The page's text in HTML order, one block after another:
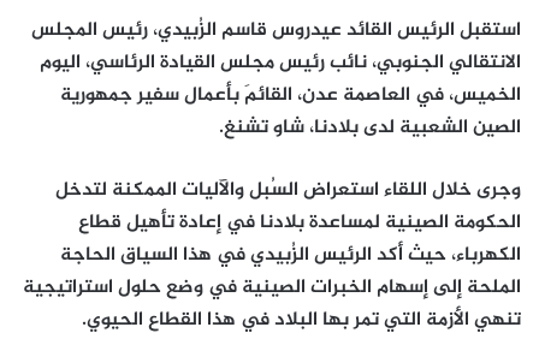
استقبل الرئيس القائد عيدروس قاسم الزُبيدي، رئيس المجلس
الانتقالي الجنوبي، نائب رئيس مجلس القيادة الرئاسي، اليوم
الخميس، في العاصمة عدن، القائمَ بأعمال سفير جمهورية
الصين الشعبية لدى بلادنا، شاو تشنغ.
وجرى خلال اللقاء استعراض السُبل والآليات الممكنة لتدخل
الحكومة الصينية لمساعدة بلادنا في إعادة تأهيل قطاع
الكهرباء، حيث أكد الرئيس الزُبيدي في هذا السياق الحاجة
الملحة إلى إسهام الخبرات الصينية في وضع حلول استراتيجية
تنهي الأزمة التي تمر بها البلاد في هذا القطاع الحيوي.